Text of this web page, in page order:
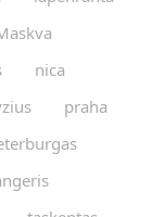
nica
praha